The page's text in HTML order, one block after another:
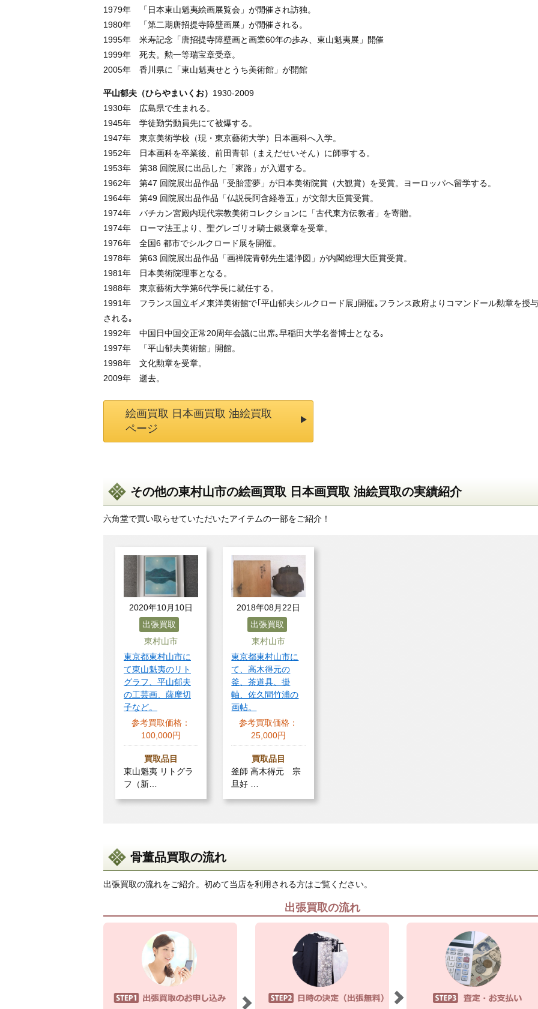
1979年 「日本東山魁夷絵画展覧会」が開催され訪独。
1980年 「第二期唐招提寺障壁画展」が開催される。
1995年 米寿記念「唐招提寺障壁画と画業60年の歩み、東山魁夷展」開催
1999年 死去。勲一等瑞宝章受章。
2005年 ⾹川県に「東⼭魁夷せとうち美術館」が開館
平山郁夫（ひらやまいくお） 1930-2009
1930年 広島県で⽣まれる。
1945年 学徒勤労動員先にて被爆する。
1947年 東京美術学校（現・東京藝術⼤学）⽇本画科へ⼊学。
1952年 ⽇本画科を卒業後、前⽥⻘邨（まえだせいそん）に師事する。
1953年 第38 回院展に出品した「家路」が⼊選する。
1962年 第47 回院展出品作品「受胎霊夢」が⽇本美術院賞（⼤観賞）を受賞。ヨーロッパへ留学する。
1964年 第49 回院展出品作品「仏説⻑阿含経巻五」が⽂部⼤⾂賞受賞。
1974年 バチカン宮殿内現代宗教美術コレクションに「古代東⽅伝教者」を寄贈。
1974年 ローマ法王より、聖グレゴリオ騎士銀褒章を受章。
1976年 全国6 都市でシルクロード展を開催。
1978年 第63 回院展出品作品「画禅院⻘邨先⽣還浄図」が内閣総理⼤⾂賞受賞。
1981年 日本美術院理事となる。
1988年 東京藝術⼤学第6代学⻑に就任する。
1991年 フランス国立ギメ東洋美術館で｢平山郁夫シルクロード展｣開催｡フランス政府よりコマンドール勲章を授与
される｡
1992年 中国日中国交正常20周年会議に出席｡早稲田大学名誉博士となる｡
1997年 「平⼭郁夫美術館」開館。
1998年 ⽂化勲章を受章。
2009年 逝去。
絵画買取 日本画買取 油絵買取
ページ
その他の東村山市の絵画買取 日本画買取 油絵買取の実績紹介
六角堂で買い取らせていただいたアイテムの一部をご紹介！
2020年10月10日
出張買取
東村山市
東京都東村山市に
て東山魁夷のリト
グラフ、平山郁夫
の工芸画、薩摩切
子など。
参考買取価格：
100,000円
買取品目
東山魁夷 リトグラ
フ（新…
2018年08月22日
出張買取
東村山市
東京都東村山市に
て、高木得元の
釜、茶道具、掛
軸、佐久間竹浦の
画帖。
参考買取価格：
25,000円
買取品目
釜師 高木得元 宗
旦好 …
骨董品買取の流れ
出張買取の流れをご紹介。初めて当店を利用される方はご覧ください。
出張買取の流れ